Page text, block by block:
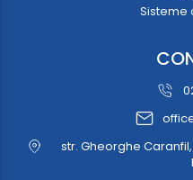
Sisteme
str. Gheorghe Caranfil,